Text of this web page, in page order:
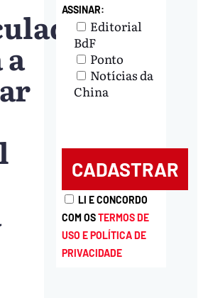
ASSINAR:
Editorial
BdF
Ponto
Notícias da
China
LI E CONCORDO
COM OSTERMOS DE
USO E POLÍTICA DE
PRIVACIDADE